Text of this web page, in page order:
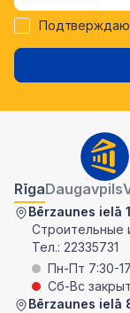
Подтверждаю
RīgaDaugavpils
Bērzaunes ielā
Строительные
Тел.: 22335731
Пн-Пт 7:30-
Сб-Вс
Bērzaunes ielā